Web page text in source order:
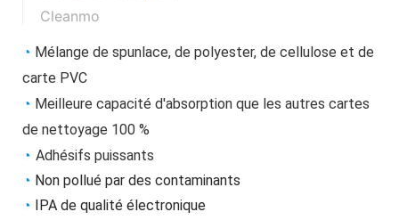
Cleanmo
◔ Mélange de spunlace, de polyester, de cellulose et de
carte PVC
◔ Meilleure capacité d'absorption que les autres cartes
de nettoyage 100 %
◔ Adhésifs puissants
◔ Non pollué par des contaminants
◔ IPA de qualité électronique